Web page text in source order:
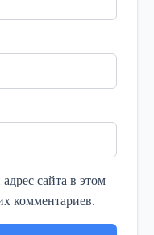
сайта в этом
комментариев.